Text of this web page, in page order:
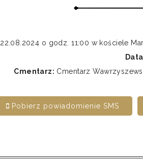
22.08.2024 o godz. 11:00 w kościele
Cmentarz: Cmentarz
Pobierz powiadomienie SMS